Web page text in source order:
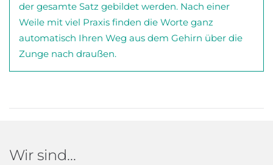
der gesamte Satz gebildet werden. Nach einer
Weile mit viel Praxis finden die Worte ganz
automatisch Ihren Weg aus dem Gehirn über die
Zunge nach draußen.
Wir sind...